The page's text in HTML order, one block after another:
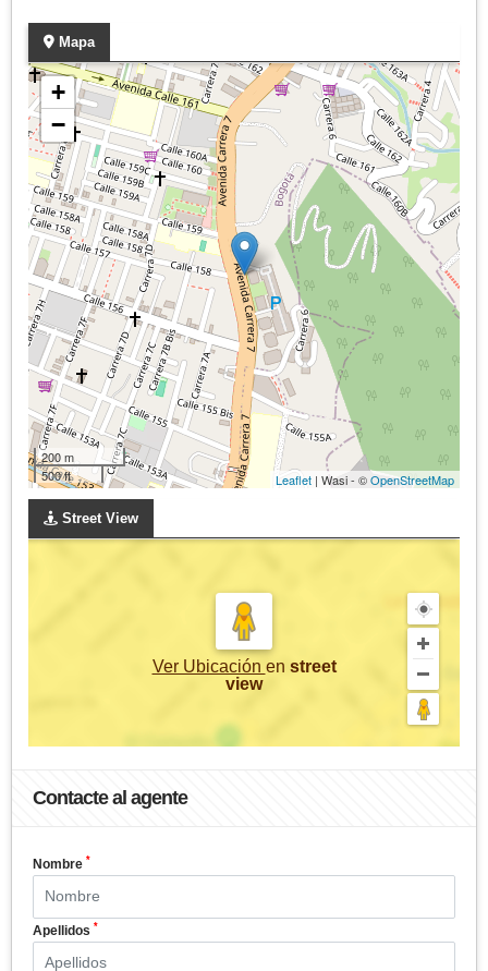
Mapa
+
−
200 m
500 ft
Leaflet | Wasi - ©OpenStreetMap
Street View
Ver Ubicación en street
view
Contacte al agente
Nombre *
Apellidos *